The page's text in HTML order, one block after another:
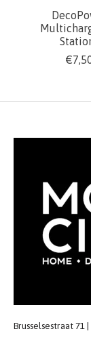
Brusselsestraat 71